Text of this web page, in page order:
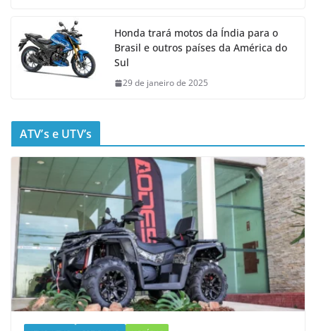
Honda trará motos da Índia para o
Brasil e outros países da América do
Sul
29 de janeiro de 2025
ATV’s e UTV’s